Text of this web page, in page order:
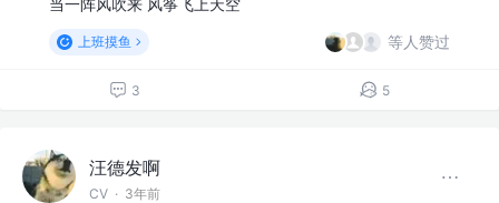
当一阵风吹来 风筝飞上天空
上班摸鱼 等人赞过
3 5
汪德发啊
CV · 3年前